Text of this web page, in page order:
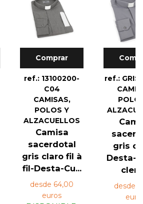
Comprar
ref.: 13100200-
C04
CAMISAS,
POLOS Y
ALZACUELLOS
Camisa
sacerdotal
gris claro fil à
fil-Desta-Cu...
desde 64,00
euros
ref.:
gris
Desta-
desde